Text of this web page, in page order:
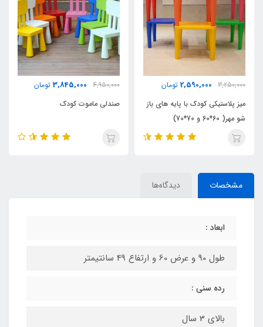
3,250,000
2,590,000 تومان
میز پلاستیکی کودک با پایه های باز
شو مهر( 60*60 و 70*70)
4,950,000
3,845,000 تومان
صندلی ماموت کودک
مشخصات دیدگاه‌ها
ابعاد :
طول 90 و عرض 60 و ارتفاع 49 سانتیمتر
رده سنی :
بالای 3 سال